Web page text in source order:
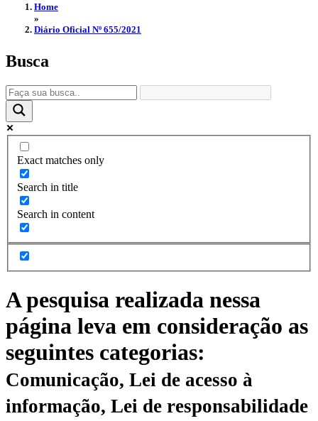
Home
»
Diário Oficial Nº 655/2021
Busca
Exact matches only
Search in title
Search in content
A pesquisa realizada nessa
página leva em consideração as
seguintes categorias:
Comunicação, Lei de acesso à
informação, Lei de responsabilidade